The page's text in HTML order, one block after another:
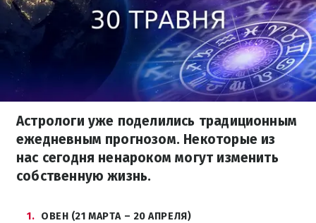
Астрологи уже поделились традиционным
ежедневным прогнозом. Некоторые из
нас сегодня ненароком могут изменить
собственную жизнь.
1 ОВЕН (21 МАРТА – 20 АПРЕЛЯ)